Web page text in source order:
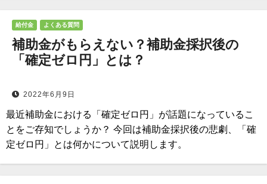
給付金 よくある質問
補助金がもらえない？補助金採択後の
「確定ゼロ円」とは？
2022年6月9日
最近補助金における「確定ゼロ円」が話題になっているこ
とをご存知でしょうか？ 今回は補助金採択後の悲劇、「確
定ゼロ円」とは何かについて説明します。